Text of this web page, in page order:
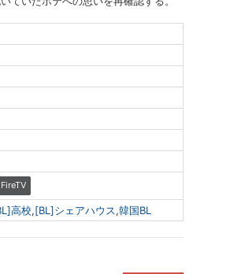
FireTV
高校,[BL]シェアハウス,韓国BL